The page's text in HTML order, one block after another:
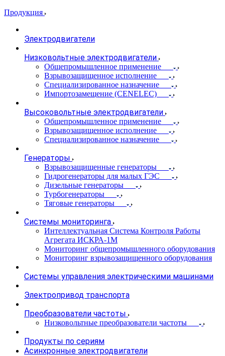
Продукция
Электродвигатели
Низковольтные электродвигатели
Общепромышленное применение
Взрывозащищенное исполнение
Специализированное назначение
Импортозамещение (CENELEC)
Высоковольтные электродвигатели
Общепромышленное применение
Взрывозащищенное исполнение
Специализированное назначение
Генераторы
Взрывозащищенные генераторы
Гидрогенераторы для малых ГЭС
Дизельные генераторы
Турбогенераторы
Тяговые генераторы
Системы мониторинга
Интеллектуальная Система Контроля Работы
Агрегата ИСКРА-1М
Мониторинг общепромышленного оборудования
Мониторинг взрывозащищенного оборудования
Системы управления электрическими машинами
Электропривод транспорта
Преобразователи частоты
Низковольтные преобразователи частоты
Продукты по сериям
Асинхронные электродвигатели